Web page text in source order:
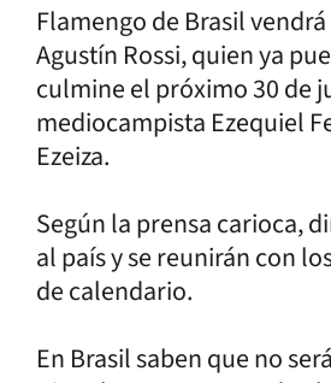
Flamengo de Brasil
Agustín Rossi, quien ya
culmine el próximo 30 de
mediocampista Ezequiel
Ezeiza.
Según la prensa carioca,
al país y se reunirán con
de calendario.
En Brasil saben que no